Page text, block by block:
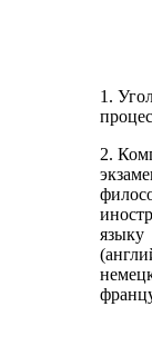
1.
2.
языку